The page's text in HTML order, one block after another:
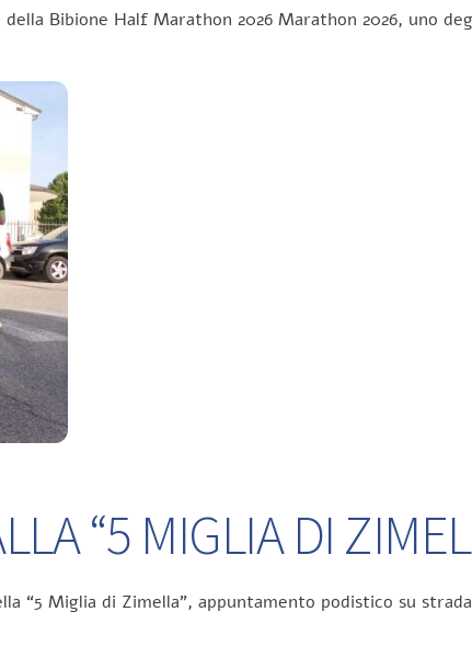
della Bibione Half Marathon 2026 Marathon 2026, uno
“5 MIGLIA DI
“5 Miglia di Zimella”, appuntamento podistico su